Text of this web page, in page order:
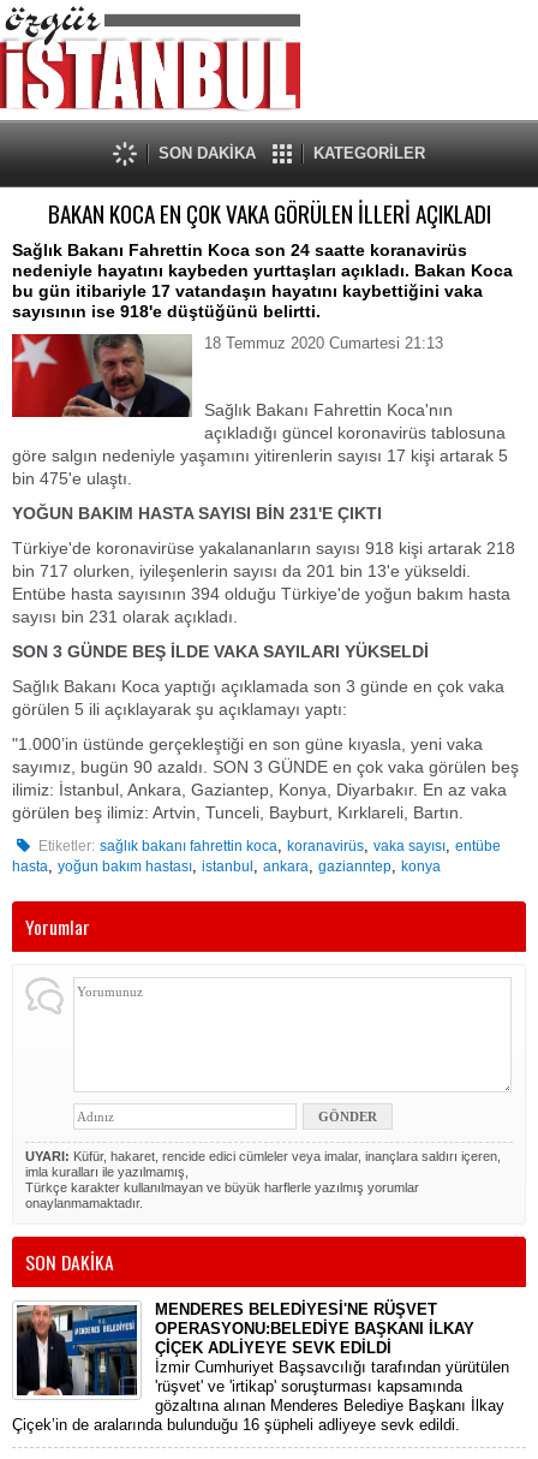
SON DAKİKA KATEGORİLER
BAKAN KOCA EN ÇOK VAKA GÖRÜLEN İLLERİ AÇIKLADI
Sağlık Bakanı Fahrettin Koca son 24 saatte koranavirüs
nedeniyle hayatını kaybeden yurttaşları açıkladı. Bakan Koca
bu gün itibariyle 17 vatandaşın hayatını kaybettiğini vaka
sayısının ise 918'e düştüğünü belirtti.
18 Temmuz 2020 Cumartesi 21:13
Sağlık Bakanı Fahrettin Koca'nın
açıkladığı güncel koronavirüs tablosuna
göre salgın nedeniyle yaşamını yitirenlerin sayısı 17 kişi artarak 5
bin 475'e ulaştı.
YOĞUN BAKIM HASTA SAYISI BİN 231'E ÇIKTI
Türkiye'de koronavirüse yakalananların sayısı 918 kişi artarak 218
bin 717 olurken, iyileşenlerin sayısı da 201 bin 13'e yükseldi.
Entübe hasta sayısının 394 olduğu Türkiye'de yoğun bakım hasta
sayısı bin 231 olarak açıkladı.
SON 3 GÜNDE BEŞ İLDE VAKA SAYILARI YÜKSELDİ
Sağlık Bakanı Koca yaptığı açıklamada son 3 günde en çok vaka
görülen 5 ili açıklayarak şu açıklamayı yaptı:
"1.000’in üstünde gerçekleştiği en son güne kıyasla, yeni vaka
sayımız, bugün 90 azaldı. SON 3 GÜNDE en çok vaka görülen beş
ilimiz: İstanbul, Ankara, Gaziantep, Konya, Diyarbakır. En az vaka
görülen beş ilimiz: Artvin, Tunceli, Bayburt, Kırklareli, Bartın
Etiketler: sağlık bakanı fahrettin koca,koranavirüs,vaka sayısı,entübe
hasta, yoğun bakım hastası, istanbul , ankara, gazianntep, konya
Yorumlar
UYARI: Küfür, hakaret, rencide edici cümleler veya imalar, inançlara saldırı içeren,
imla kuralları ile yazılmamış,
Türkçe karakter kullanılmayan ve büyük harflerle yazılmış yorumlar
onaylanmamaktadır.
SON DAKİKA
MENDERES BELEDİYESİ'NE RÜŞVET
OPERASYONU:BELEDİYE BAŞKANI İLKAY
ÇİÇEK ADLİYEYE SEVK EDİLDİ
​İzmir Cumhuriyet Başsavcılığı tarafından yürütülen
'rüşvet' ve 'irtikap' soruşturması kapsamında
gözaltına alınan Menderes Belediye Başkanı İlkay
Çiçek’in de aralarında bulunduğu 16 şüpheli adliyeye sevk edildi.